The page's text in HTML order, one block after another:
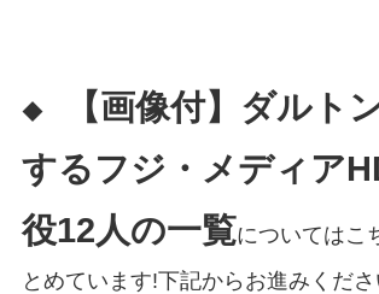
◆
【画像付】ダルト
するフジ・メディア
役12人の一覧についてはこ
とめています!下記からお進みくださ